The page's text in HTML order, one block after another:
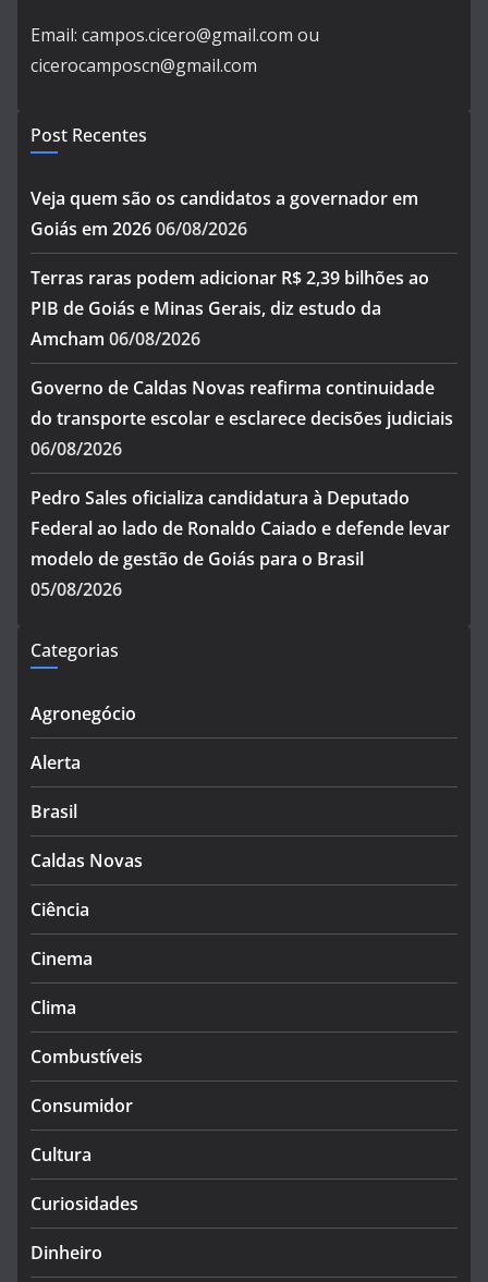
Email: campos.cicero@gmail.com ou
cicerocamposcn@gmail.com
Post Recentes
Veja quem são os candidatos a governador em
Goiás em 202606/08/2026
Terras raras podem adicionar R$ 2,39 bilhões ao
PIB de Goiás e Minas Gerais, diz estudo da
Amcham 06/08/2026
Governo de Caldas Novas reafirma continuidade
do transporte escolar e esclarece decisões judiciais
06/08/2026
Pedro Sales oficializa candidatura à Deputado
Federal ao lado de Ronaldo Caiado e defende levar
modelo de gestão de Goiás para o Brasil
05/08/2026
Categorias
Agronegócio
Alerta
Brasil
Caldas Novas
Ciência
Cinema
Clima
Combustíveis
Consumidor
Cultura
Curiosidades
Dinheiro